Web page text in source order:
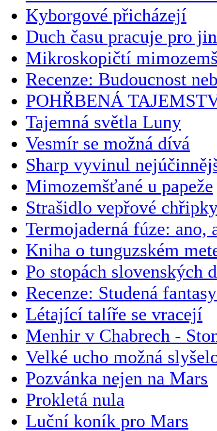
Kyborgové přicházejí
Duch času pracuje pro
Mikroskopičtí
Recenze: Budoucnost
POHŘBENÁ
Tajemná světla Luny
Vesmír se možná dívá
Sharp vyvinul
Mimozemšťané u papeže
Strašidlo vepřové
Termojaderná fúze: ano,
Kniha o tunguzském
Po stopách slovenských
Recenze: Studená
Létající talíře se vracejí
Menhir v Chabrech -
Velké ucho možná
Pozvánka nejen na Mars
Prokletá nula
Luční koník pro Mars